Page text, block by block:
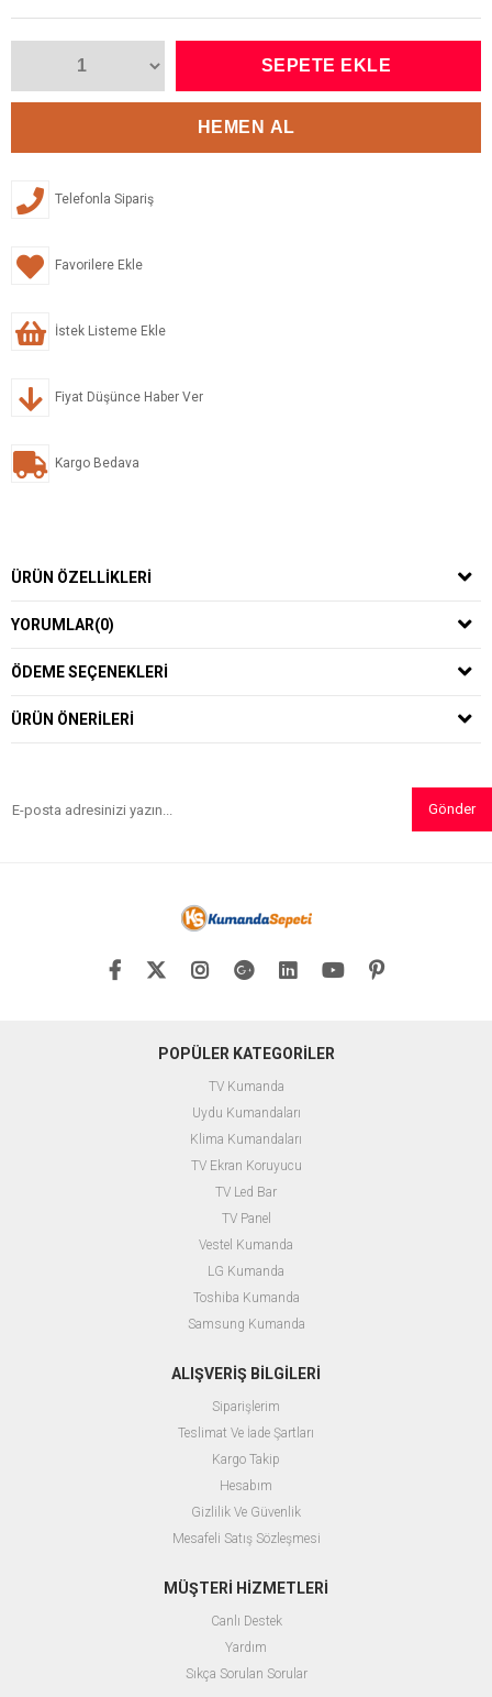
Telefonla Sipariş
Favorilere Ekle
İstek Listeme Ekle
Fiyat Düşünce Haber Ver
Kargo Bedava
ÜRÜN ÖZELLIKLERI
YORUMLAR(0)
ÖDEME SEÇENEKLERI
ÜRÜN ÖNERILERI
Gönder
POPÜLER KATEGORİLER
TV Kumanda
Uydu Kumandaları
Klima Kumandaları
TV Ekran Koruyucu
TV Led Bar
TV Panel
Vestel Kumanda
LG Kumanda
Toshiba Kumanda
Samsung Kumanda
ALIŞVERİŞ BİLGİLERİ
Siparişlerim
Teslimat Ve İade Şartları
Kargo Takip
Hesabım
Gizlilik Ve Güvenlik
Mesafeli Satış Sözleşmesi
MÜŞTERİ HİZMETLERİ
Canlı Destek
Yardım
Sıkça Sorulan Sorular